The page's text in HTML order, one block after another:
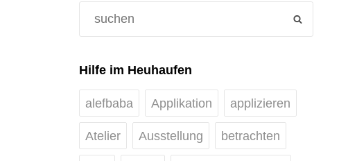
Search
Hilfe im Heuhaufen
alefbaba Applikation applizieren
Atelier Ausstellung betrachten